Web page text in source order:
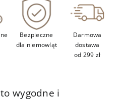
Bezpieczne
dla niemowląt
Darmowa
dostawa
od 299 zł
wygodne i